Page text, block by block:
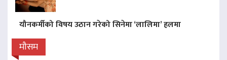
यौनकर्मीको विषय उठान गरेको सिनेमा ‘लालिमा’ हलमा
मौसम